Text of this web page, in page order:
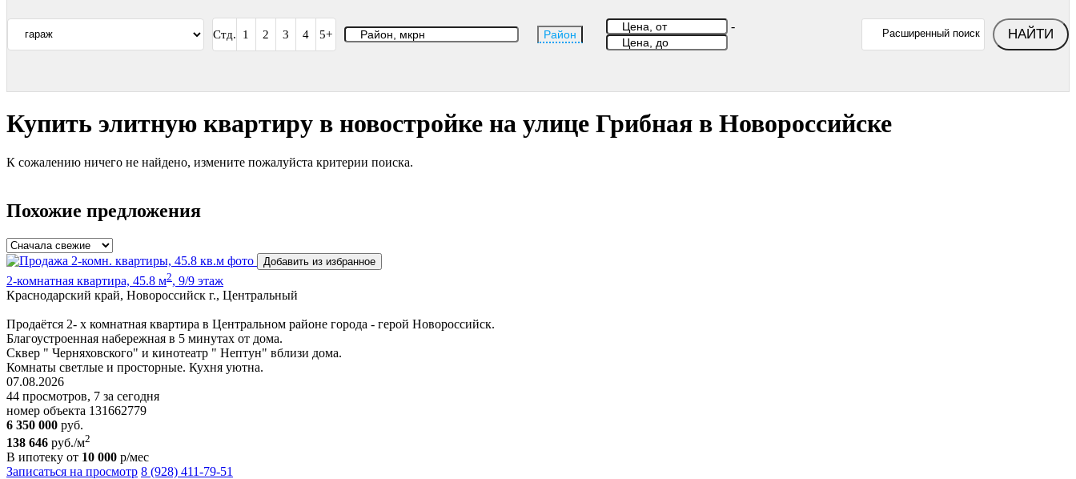
Стд. 1 2 3 4 5+ Район
-
Расширенный поиск НАЙТИ
Купить элитную квартиру в новостройке на улице Грибная в Новороссийске
К сожалению ничего не найдено, измените пожалуйста критерии поиска.
Похожие предложения
Добавить из избранное
2-комнатная квартира, 45.8 м2, 9/9 этаж
Краснодарский край, Новороссийск г., Центральный
Продаётся 2- х комнатная квартира в Центральном районе города - герой Новороссийск.
Благоустроенная набережная в 5 минутах от дома.
Сквер " Черняховского" и кинотеатр " Нептун" вблизи дома.
Комнаты светлые и просторные. Кухня уютна.
07.08.2026
44 просмотров, 7 за сегодня
номер объекта 131662779
6 350 000 руб.
138 646 руб./м2
В ипотеку от 10 000 р/мес
Записаться на просмотр 8 (928) 411-79-51